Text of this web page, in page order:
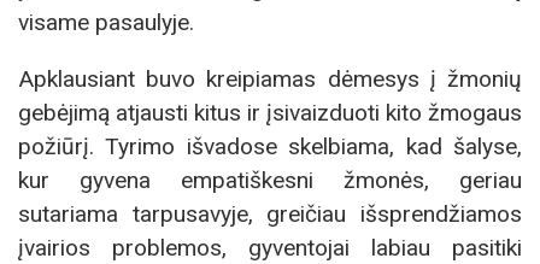
visame pasaulyje.
Apklausiant buvo kreipiamas dėmesys į žmonių
gebėjimą atjausti kitus ir įsivaizduoti kito žmogaus
požiūrį. Tyrimo išvadose skelbiama, kad šalyse,
kur gyvena empatiškesni žmonės, geriau
sutariama tarpusavyje, greičiau išsprendžiamos
įvairios problemos, gyventojai labiau pasitiki